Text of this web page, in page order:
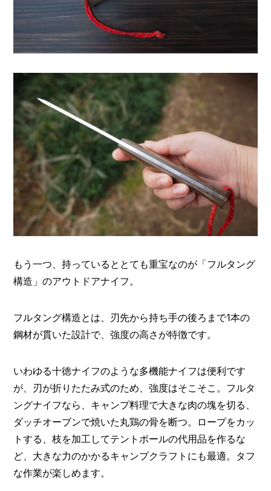
もう一つ、持っているととても重宝なのが「フルタング
構造」のアウトドアナイフ。
フルタング構造とは、刃先から持ち手の後ろまで1本の
鋼材が貫いた設計で、強度の高さが特徴です。
いわゆる十徳ナイフのような多機能ナイフは便利です
が、刃が折りたたみ式のため、強度はそこそこ。フルタ
ングナイフなら、キャンプ料理で大きな肉の塊を切る、
ダッチオーブンで焼いた丸鶏の骨を断つ。ロープをカッ
トする、枝を加工してテントポールの代用品を作るな
ど、大きな力のかかるキャンプクラフトにも最適。タフ
な作業が楽しめます。